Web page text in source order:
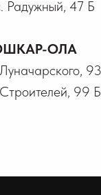
Радужный, 47 Б
ОЛА
93
99 Б